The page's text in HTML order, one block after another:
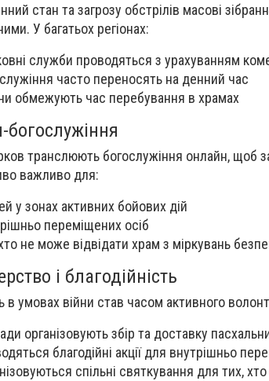
стан та загрозу обстрілів масові
У багатьох регіонах:
служби проводяться з урахуванням
часто переносять на денний час
обмежують час перебування в храмах
транслюють богослужіння онлайн, щоб
важливо для:
у зонах активних бойових дій
переміщених осіб
не може відвідати храм з міркувань
і благодійність
в умовах війни став часом активного
організовують збір та доставку
благодійні акції для внутрішньо
спільні святкування для тих,